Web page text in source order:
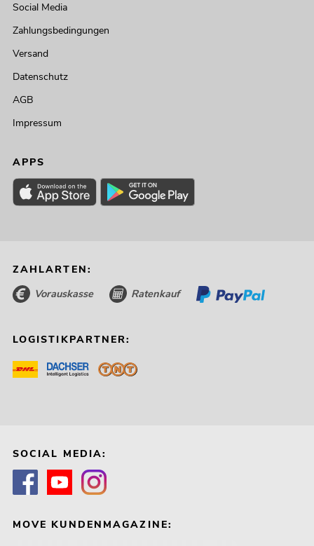
Social Media
Zahlungsbedingungen
Versand
Datenschutz
AGB
Impressum
APPS
ZAHLARTEN:
Vorauskasse Ratenkauf
LOGISTIKPARTNER:
SOCIAL MEDIA:
MOVE KUNDENMAGAZINE: